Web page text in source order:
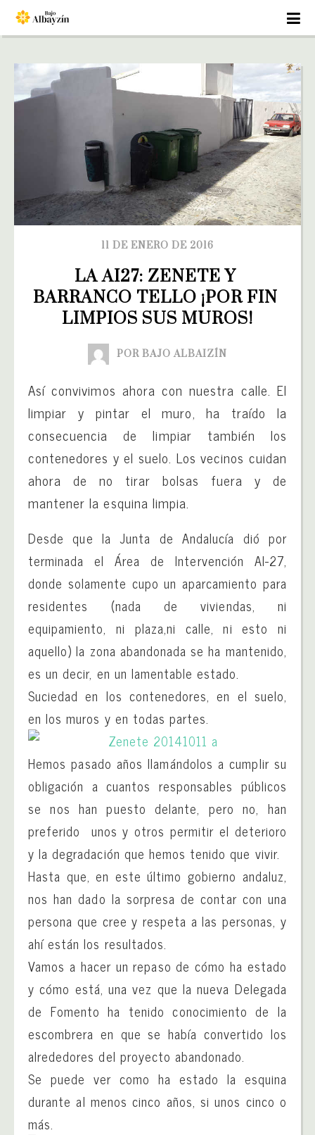
11 DE ENERO DE 2016
LA AI27: ZENETE Y
BARRANCO TELLO ¡POR FIN
LIMPIOS SUS MUROS!
POR BAJO ALBAIZÍN
Así convivimos ahora con nuestra calle. El
limpiar y pintar el muro, ha traído la
consecuencia de limpiar también los
contenedores y el suelo. Los vecinos cuidan
ahora de no tirar bolsas fuera y de
mantener la esquina limpia.
Desde que la Junta de Andalucía dió por
terminada el Área de Intervención AI-27,
donde solamente cupo un aparcamiento para
residentes (nada de viviendas, ni
equipamiento, ni plaza,ni calle, ni esto ni
aquello) la zona abandonada se ha mantenido,
es un decir, en un lamentable estado.
Suciedad en los contenedores, en el suelo,
en los muros y en todas partes.
Hemos pasado años llamándolos a cumplir su
obligación a cuantos responsables públicos
se nos han puesto delante, pero no, han
preferido unos y otros permitir el deterioro
y la degradación que hemos tenido que vivir.
Hasta que, en este último gobierno andaluz,
nos han dado la sorpresa de contar con una
persona que cree y respeta a las personas, y
ahí están los resultados.
Vamos a hacer un repaso de cómo ha estado
y cómo está, una vez que la nueva Delegada
de Fomento ha tenido conocimiento de la
escombrera en que se había convertido los
alrededores del proyecto abandonado.
Se puede ver como ha estado la esquina
durante al menos cinco años, si unos cinco o
más.